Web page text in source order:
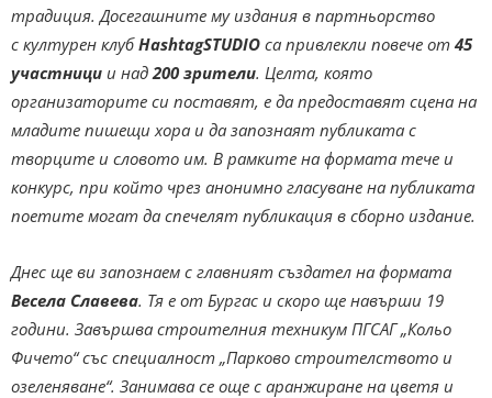
традиция. Досегашните му издания в партньорство
с културен клубHashtagSTUDIO са привлекли повече от 45
участници и над 200 зрители. Целта, която
организаторите си поставят, е да предоставят сцена на
младите пишещи хора и да запознаят публиката с
творците и словото им. В рамките на формата тече и
конкурс, при който чрез анонимно гласуване на публиката
поетите могат да спечелят публикация в сборно издание.
Днес ще ви запознаем с главният създател на формата
Весела Славева. Тя е от Бургас и скоро ще навърши 19
години. Завършва строителния техникум ПГСАГ „Кольо
Фичето“ със специалност „Парково строителството и
озеленяване“. Занимава се още с аранжиране на цветя и